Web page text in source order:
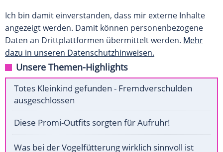
Ich bin damit einverstanden, dass mir externe Inhalte
angezeigt werden. Damit können personenbezogene
Daten an Drittplattformen übermittelt werden. Mehr
dazu in unseren Datenschutzhinweisen.
Unsere Themen-Highlights
Totes Kleinkind gefunden - Fremdverschulden
ausgeschlossen
Diese Promi-Outfits sorgten für Aufruhr!
Was bei der Vogelfütterung wirklich sinnvoll ist